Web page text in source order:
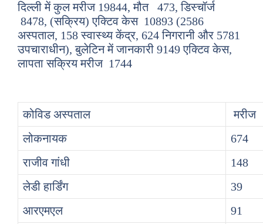
दिल्ली में कुल मरीज 19844, मौत 473, डिस्चॉर्ज
8478, (सक्रिय) एक्टिव केस 10893 (2586
अस्पताल, 158 स्वास्थ्य केंद्र, 624 निगरानी और 5781
उपचाराधीन), बुलेटिन में जानकारी 9149 एक्टिव केस,
लापता सक्रिय मरीज 1744
कोविड अस्पताल
मरीज
लोकनायक
674
राजीव गांधी
148
लेडी हार्डिंग
39
आरएमएल
91